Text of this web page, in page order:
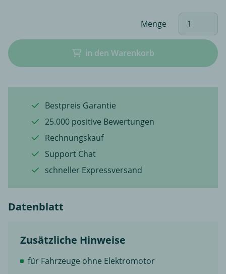
Menge
in den Warenkorb
Bestpreis Garantie
25.000 positive Bewertungen
Rechnungskauf
Support Chat
schneller Expressversand
Datenblatt
Zusätzliche Hinweise
für Fahrzeuge ohne Elektromotor